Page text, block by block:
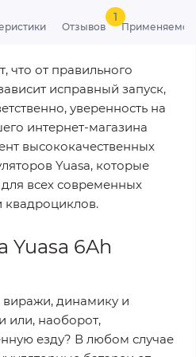
Отзывов
1
что от правильного
исправный запуск,
уверенность на
интернет-магазина
высококачественных
Yuasa, которые
всех современных
6Ah
виражи, динамику и
или, наоборот,
езду? В любом случае